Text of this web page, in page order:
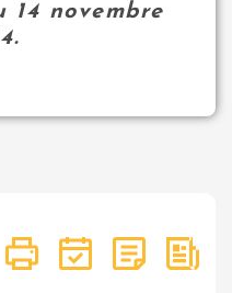
14 novembre